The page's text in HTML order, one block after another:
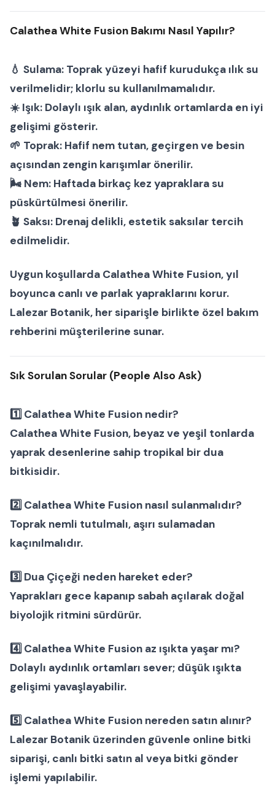
Calathea White Fusion Bakımı Nasıl Yapılır?
💧 Sulama: Toprak yüzeyi hafif kurudukça ılık su
verilmelidir; klorlu su kullanılmamalıdır.
☀️ Işık: Dolaylı ışık alan, aydınlık ortamlarda en iyi
gelişimi gösterir.
🌱 Toprak: Hafif nem tutan, geçirgen ve besin
açısından zengin karışımlar önerilir.
🌬 Nem: Haftada birkaç kez yapraklara su
püskürtülmesi önerilir.
🪴 Saksı: Drenaj delikli, estetik saksılar tercih
edilmelidir.
Uygun koşullarda Calathea White Fusion, yıl
boyunca canlı ve parlak yapraklarını korur.
Lalezar Botanik, her siparişle birlikte özel bakım
rehberini müşterilerine sunar.
Sık Sorulan Sorular (People Also Ask)
1️⃣ Calathea White Fusion nedir?
Calathea White Fusion, beyaz ve yeşil tonlarda
yaprak desenlerine sahip tropikal bir dua
bitkisidir.
2️⃣ Calathea White Fusion nasıl sulanmalıdır?
Toprak nemli tutulmalı, aşırı sulamadan
kaçınılmalıdır.
3️⃣ Dua Çiçeği neden hareket eder?
Yaprakları gece kapanıp sabah açılarak doğal
biyolojik ritmini sürdürür.
4️⃣ Calathea White Fusion az ışıkta yaşar mı?
Dolaylı aydınlık ortamları sever; düşük ışıkta
gelişimi yavaşlayabilir.
5️⃣ Calathea White Fusion nereden satın alınır?
Lalezar Botanik üzerinden güvenle online bitki
siparişi, canlı bitki satın al veya bitki gönder
işlemi yapılabilir.